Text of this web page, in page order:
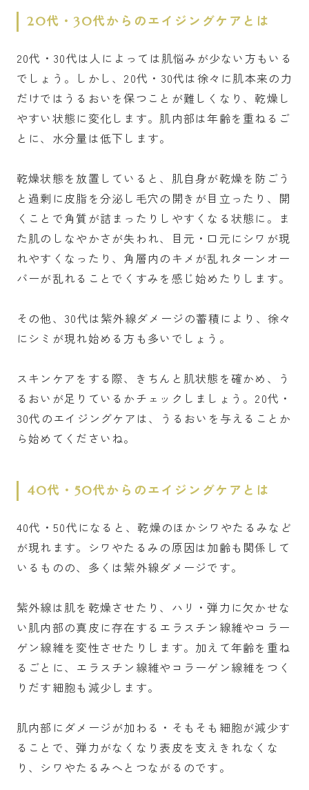
20代・30代からのエイジングケアとは
20代・30代は人によっては肌悩みが少ない方もいる
でしょう。しかし、20代・30代は徐々に肌本来の力
だけではうるおいを保つことが難しくなり、乾燥し
やすい状態に変化します。肌内部は年齢を重ねるご
とに、水分量は低下します。
乾燥状態を放置していると、肌自身が乾燥を防ごう
と過剰に皮脂を分泌し毛穴の開きが目立ったり、開
くことで角質が詰まったりしやすくなる状態に。ま
た肌のしなやかさが失われ、目元・口元にシワが現
れやすくなったり、角層内のキメが乱れターンオー
バーが乱れることでくすみを感じ始めたりします。
その他、30代は紫外線ダメージの蓄積により、徐々
にシミが現れ始める方も多いでしょう。
スキンケアをする際、きちんと肌状態を確かめ、う
るおいが足りているかチェックしましょう。20代・
30代のエイジングケアは、うるおいを与えることか
ら始めてくださいね。
40代・50代からのエイジングケアとは
40代・50代になると、乾燥のほかシワやたるみなど
が現れます。シワやたるみの原因は加齢も関係して
いるものの、多くは紫外線ダメージです。
紫外線は肌を乾燥させたり、ハリ・弾力に欠かせな
い肌内部の真皮に存在するエラスチン線維やコラー
ゲン線維を変性させたりします。加えて年齢を重ね
るごとに、エラスチン線維やコラーゲン線維をつく
りだす細胞も減少します。
肌内部にダメージが加わる・そもそも細胞が減少す
ることで、弾力がなくなり表皮を支えきれなくな
り、シワやたるみへとつながるのです。